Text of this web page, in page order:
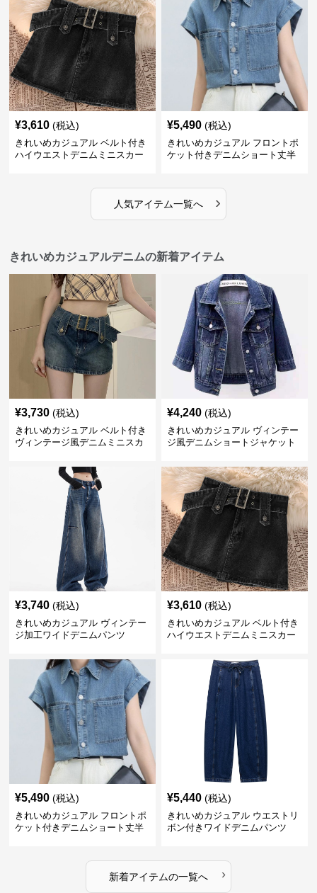
¥3,610 (税込)
きれいめカジュアル ベルト付き
ハイウエストデニムミニスカー
¥5,490 (税込)
きれいめカジュアル フロントポ
ケット付きデニムショート丈半
人気アイテム一覧へ ›
きれいめカジュアルデニムの新着アイテム
¥3,730 (税込)
きれいめカジュアル ベルト付き
ヴィンテージ風デニムミニスカ
¥4,240 (税込)
きれいめカジュアル ヴィンテー
ジ風デニムショートジャケット
¥3,740 (税込)
きれいめカジュアル ヴィンテー
ジ加工ワイドデニムパンツ
¥3,610 (税込)
きれいめカジュアル ベルト付き
ハイウエストデニムミニスカー
¥5,490 (税込)
きれいめカジュアル フロントポ
ケット付きデニムショート丈半
¥5,440 (税込)
きれいめカジュアル ウエストリ
ボン付きワイドデニムパンツ
新着アイテムの一覧へ ›